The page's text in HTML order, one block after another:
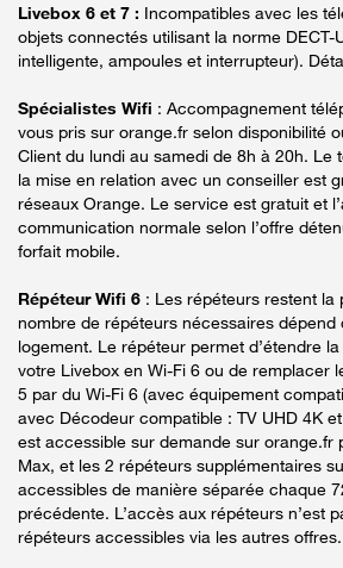
Livebox 6 et 7 : Incompatibles avec les
objets connectés utilisant la norme DECT-
intelligente, ampoules et interrupteur).
Spécialistes Wifi : Accompagnement
vous pris sur orange.fr selon disponibilité
Client du lundi au samedi de 8h à 20h. Le
la mise en relation avec un conseiller est
réseaux Orange. Le service est gratuit et
communication normale selon l’offre
forfait mobile.
Répéteur Wifi 6 : Les répéteurs restent la
nombre de répéteurs nécessaires dépend
logement. Le répéteur permet d’étendre
votre Livebox en Wi-Fi 6 ou de remplacer
5 par du Wi-Fi 6 (avec équipement
avec Décodeur compatible : TV UHD 4K
est accessible sur demande sur orange.fr
Max, et les 2 répéteurs supplémentaires
accessibles de manière séparée chaque
précédente. L’accès aux répéteurs n’est
répéteurs accessibles via les autres offres.